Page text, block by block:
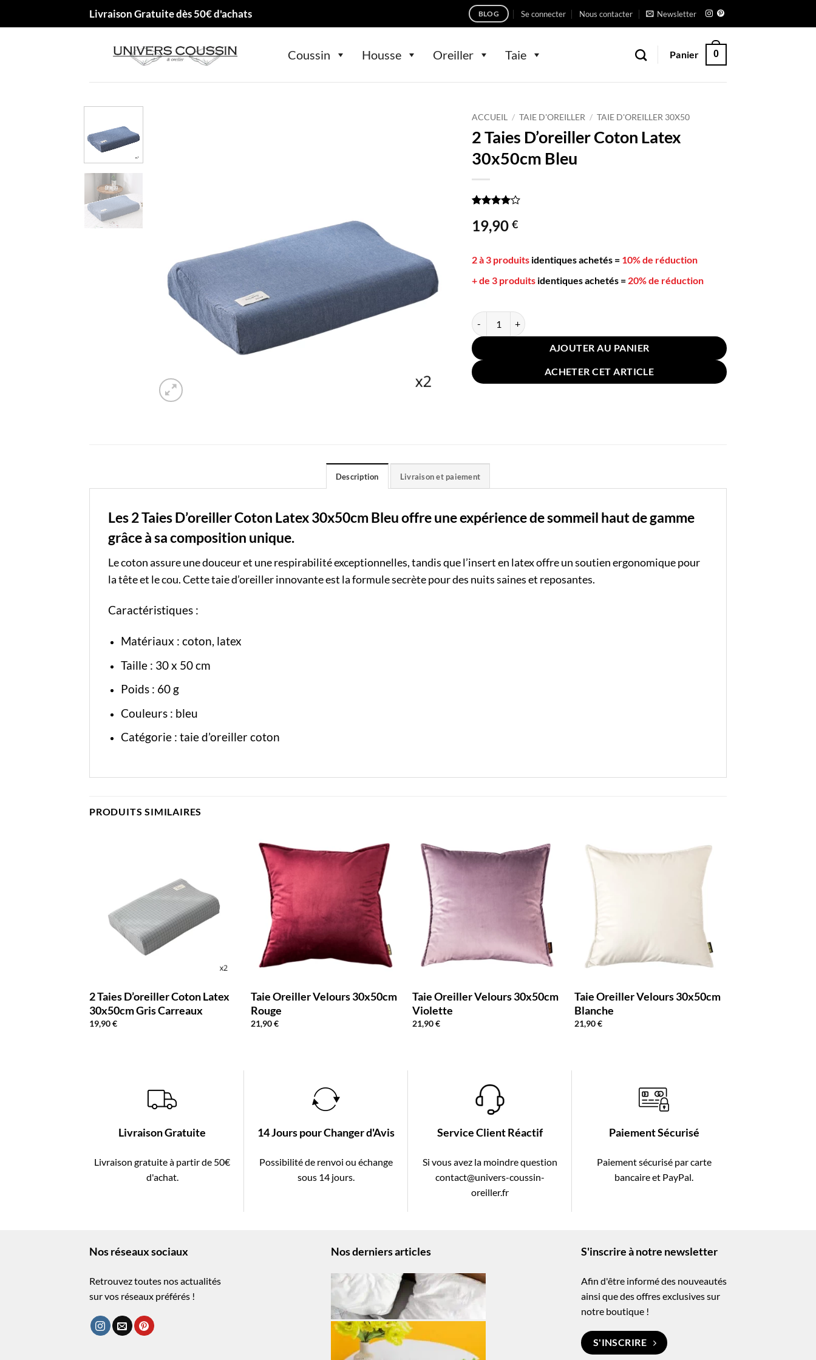
Livraison Gratuite dès 50€ d'achats BLOG Se connecter Nous contacter Newsletter
Coussin Housse Oreiller Taie Panier 0
ACCUEIL / TAIE D'OREILLER / TAIE D'OREILLER 30X50
2 Taies D’oreiller Coton Latex
30x50cm Bleu
sur 5
basé sur
19,90 €
2 à 3 produits identiques achetés = 10% de réduction
+ de 3 produits identiques achetés = 20% de réduction
quantité de 2 Taies D'oreiller Coton Latex 30x50cm Bleu
AJOUTER AU PANIER
ACHETER CET ARTICLE
Description Livraison et paiement
Les 2Taies D’oreiller Coton Latex 30x50cm Bleu offre une expérience de sommeil haut de gamme
grâce à sa composition unique.
Le coton assure une douceur et une respirabilité exceptionnelles, tandis que l’insert en latex offre un soutien ergonomique pour
la tête et le cou. Cette taie d’oreiller innovante est la formule secrète pour des nuits saines et reposantes.
Caractéristiques :
Matériaux : coton, latex
Taille : 30 x 50 cm
Poids : 60 g
Couleurs : bleu
Catégorie : taie d’oreiller coton
PRODUITS SIMILAIRES
2 Taies D’oreiller Coton Latex
30x50cm Gris Carreaux
19,90€
Taie Oreiller Velours 30x50cm
Rouge
21,90€
Taie Oreiller Velours 30x50cm
Violette
21,90€
Taie Oreiller Velours 30x50cm
Blanche
21,90€
Livraison Gratuite
Livraison gratuite à partir de 50€
d'achat.
14 Jours pour Changer d'Avis
Possibilité de renvoi ou échange
sous 14 jours.
Service Client Réactif
Si vous avez la moindre question
contact@univers-coussin-
oreiller.fr
Paiement Sécurisé
Paiement sécurisé par carte
bancaire et PayPal.
Nos réseaux sociaux
Retrouvez toutes nos actualités
sur vos réseaux préférés !
Nos derniers articles S'inscrire à notre newsletter
Afin d'être informé des nouveautés
ainsi que des offres exclusives sur
notre boutique !
S'INSCRIRE